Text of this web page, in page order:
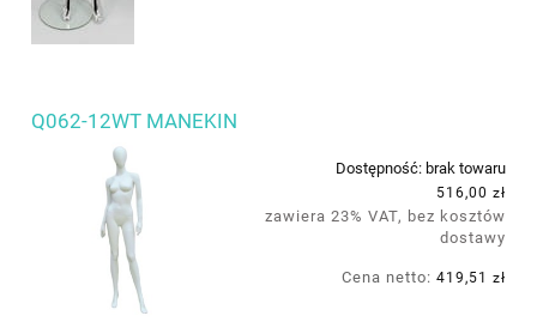
Q062-12WT MANEKIN
Dostępność: brak towaru
516,00 zł
zawiera 23% VAT, bez kosztów
dostawy
Cena netto: 419,51 zł